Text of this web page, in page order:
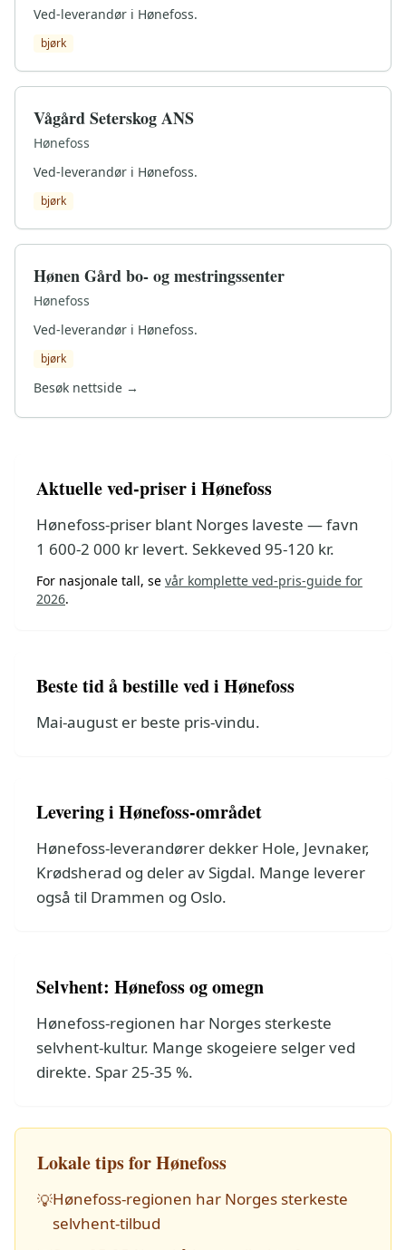
Ved-leverandør i Hønefoss.
bjørk
Vågård Seterskog ANS
Hønefoss
Ved-leverandør i Hønefoss.
bjørk
Hønen Gård bo- og mestringssenter
Hønefoss
Ved-leverandør i Hønefoss.
bjørk
Besøk nettside →
Aktuelle ved-priser i Hønefoss
Hønefoss-priser blant Norges laveste — favn
1 600-2 000 kr levert. Sekkeved 95-120 kr.
For nasjonale tall, se vår komplette ved-pris-guide for
2026.
Beste tid å bestille ved i Hønefoss
Mai-august er beste pris-vindu.
Levering i Hønefoss-området
Hønefoss-leverandører dekker Hole, Jevnaker,
Krødsherad og deler av Sigdal. Mange leverer
også til Drammen og Oslo.
Selvhent: Hønefoss og omegn
Hønefoss-regionen har Norges sterkeste
selvhent-kultur. Mange skogeiere selger ved
direkte. Spar 25-35 %.
Lokale tips for Hønefoss
💡Hønefoss-regionen har Norges sterkeste
selvhent-tilbud